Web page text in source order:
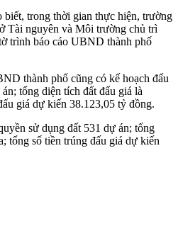
trong thời gian thực hiện, trường
Tài nguyên và Môi trường chủ trì
trình báo cáo UBND thành phố
thành phố cũng có kế hoạch đấu
tổng diện tích đất đấu giá là
giá dự kiến 38.123,05 tỷ đồng.
sử dụng đất 531 dự án; tổng
tổng số tiền trúng đấu giá dự kiến